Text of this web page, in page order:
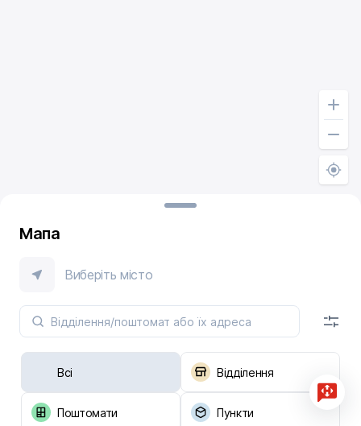
Мапа
Виберіть місто
Всі Відділення
Поштомати Пункти